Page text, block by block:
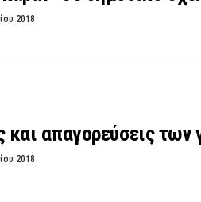
2018
και απαγορεύσεις των
2018